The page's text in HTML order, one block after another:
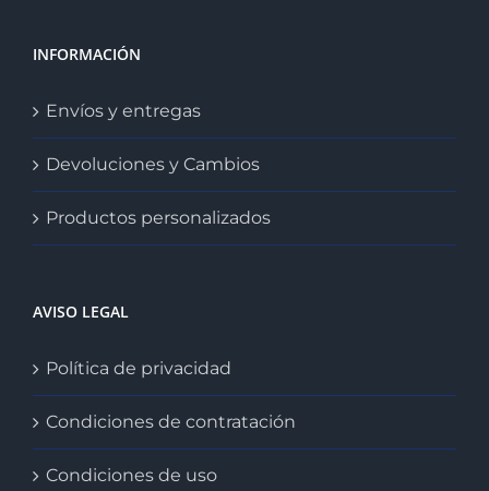
INFORMACIÓN
Envíos y entregas
Devoluciones y Cambios
Productos personalizados
AVISO LEGAL
Política de privacidad
Condiciones de contratación
Condiciones de uso